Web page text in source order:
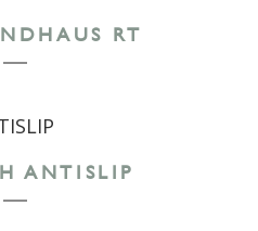
RT
ANTISLIP